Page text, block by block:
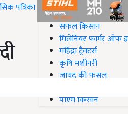
पत्रिका
#Top on Krishi Jagran
सफल किसान
मिलेनियर फार्मर ऑफ
महिंद्रा ट्रैक्टर्स
कृषि मशीनरी
जायद की फसल
पीएम किसान